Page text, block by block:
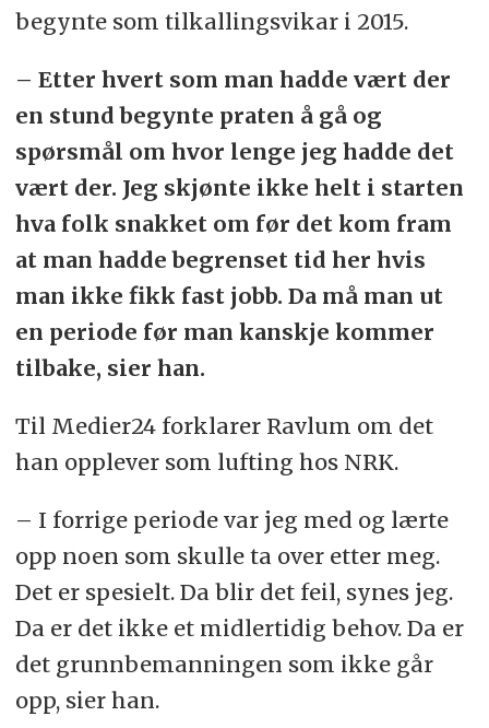
begynte som tilkallingsvikar i 2015.
– Etter hvert som man hadde vært der
en stund begynte praten å gå og
spørsmål om hvor lenge jeg hadde det
vært der. Jeg skjønte ikke helt i starten
hva folk snakket om før det kom fram
at man hadde begrenset tid her hvis
man ikke fikk fast jobb. Da må man ut
en periode før man kanskje kommer
tilbake, sier han.
Til Medier24 forklarer Ravlum om det
han opplever som lufting hos NRK.
– I forrige periode var jeg med og lærte
opp noen som skulle ta over etter meg.
Det er spesielt. Da blir det feil, synes jeg.
Da er det ikke et midlertidig behov. Da er
det grunnbemanningen som ikke går
opp, sier han.